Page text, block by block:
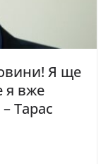
Я ще
я вже
Тарас